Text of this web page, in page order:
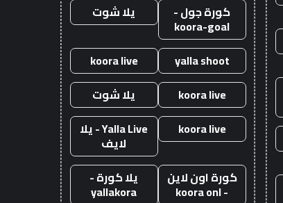
كورة جول -
koora-goal
يلا شوت
yalla shoot
koora live
koora live
يلا شوت
koora live
Yalla Live - يلا
لايف
كورة اون لاين
- koora onl
يلا كورة -
yallakora